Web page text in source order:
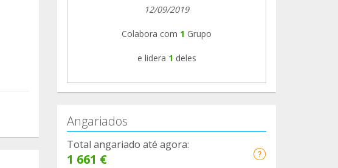
12/09/2019
Colabora com 1 Grupo
e lidera 1 deles
Angariados
Total angariado até agora:
1 661 €